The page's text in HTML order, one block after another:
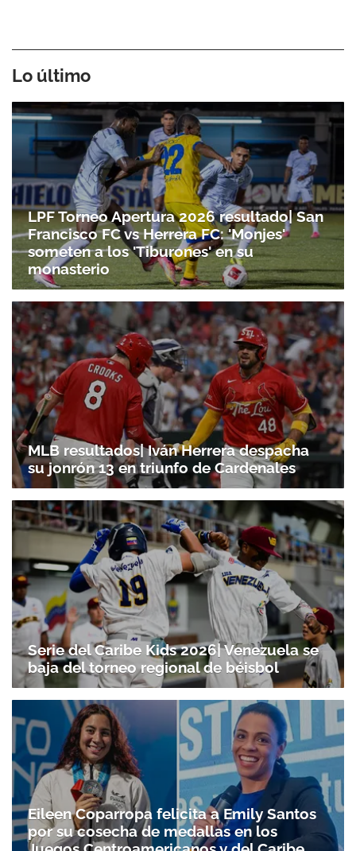
Lo último
LPF Torneo Apertura 2026 resultado| San
Francisco FC vs Herrera FC: 'Monjes'
someten a los 'Tiburones' en su
monasterio
MLB resultados| Iván Herrera despacha
su jonrón 13 en triunfo de Cardenales
Serie del Caribe Kids 2026| Venezuela se
baja del torneo regional de béisbol
Eileen Coparropa felicita a Emily Santos
por su cosecha de medallas en los